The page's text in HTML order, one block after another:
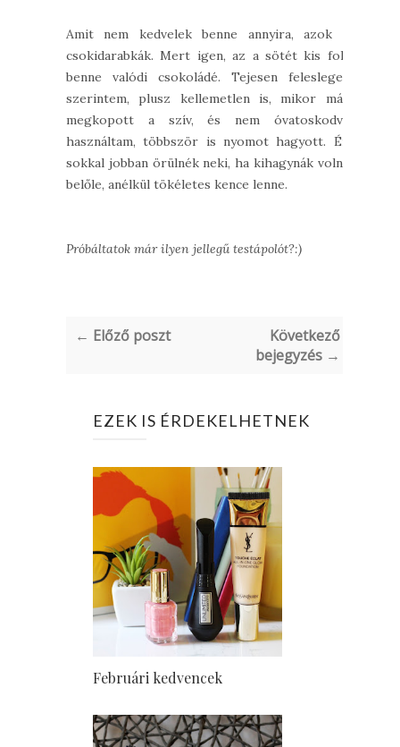
Amit nem kedvelek benne annyira, azok a
csokidarabkák. Mert igen, az a sötét kis folt
benne valódi csokoládé. Tejesen felesleges
szerintem, plusz kellemetlen is, mikor már
megkopott a szív, és nem óvatoskodva
használtam, többször is nyomot hagyott. Én
sokkal jobban örülnék neki, ha kihagynák volna
belőle, anélkül tökéletes kence lenne.
Próbáltatok már ilyen jellegű testápolót?:)
← Előző poszt
Következő
bejegyzés →
EZEK IS ÉRDEKELHETNEK
Februári kedvencek